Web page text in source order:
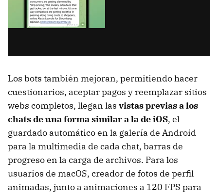
Los bots también mejoran, permitiendo hacer
cuestionarios, aceptar pagos y reemplazar sitios
webs completos, llegan las vistas previas a los
chats de una forma similar a la de iOS, el
guardado automático en la galería de Android
para la multimedia de cada chat, barras de
progreso en la carga de archivos. Para los
usuarios de macOS, creador de fotos de perfil
animadas, junto a animaciones a 120 FPS para